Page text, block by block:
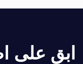
ابق على